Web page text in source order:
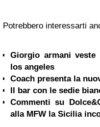
Potrebbero interessarti
Giorgio armani
los angeles
Il bar con le sedie
Commenti su
alla MFW la Sicilia